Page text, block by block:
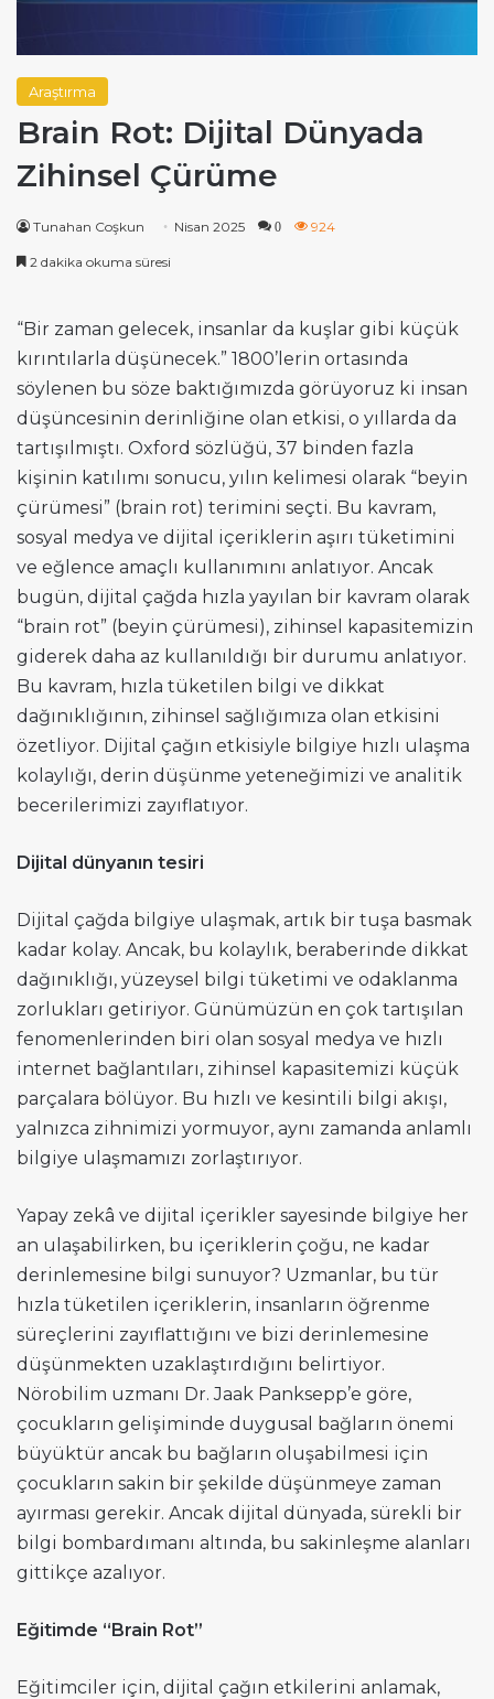
Araştırma
Brain Rot: Dijital Dünyada
Zihinsel Çürüme
Tunahan Coşkun Nisan 2025 0 924
2 dakika okuma süresi
“Bir zaman gelecek, insanlar da kuşlar gibi küçük
kırıntılarla düşünecek.” 1800’lerin ortasında
söylenen bu söze baktığımızda görüyoruz ki insan
düşüncesinin derinliğine olan etkisi, o yıllarda da
tartışılmıştı. Oxford sözlüğü, 37 binden fazla
kişinin katılımı sonucu, yılın kelimesi olarak “beyin
çürümesi” (brain rot) terimini seçti. Bu kavram,
sosyal medya ve dijital içeriklerin aşırı tüketimini
ve eğlence amaçlı kullanımını anlatıyor. Ancak
bugün, dijital çağda hızla yayılan bir kavram olarak
“brain rot” (beyin çürümesi), zihinsel kapasitemizin
giderek daha az kullanıldığı bir durumu anlatıyor.
Bu kavram, hızla tüketilen bilgi ve dikkat
dağınıklığının, zihinsel sağlığımıza olan etkisini
özetliyor. Dijital çağın etkisiyle bilgiye hızlı ulaşma
kolaylığı, derin düşünme yeteneğimizi ve analitik
becerilerimizi zayıflatıyor.
Dijital dünyanın tesiri
Dijital çağda bilgiye ulaşmak, artık bir tuşa basmak
kadar kolay. Ancak, bu kolaylık, beraberinde dikkat
dağınıklığı, yüzeysel bilgi tüketimi ve odaklanma
zorlukları getiriyor. Günümüzün en çok tartışılan
fenomenlerinden biri olan sosyal medya ve hızlı
internet bağlantıları, zihinsel kapasitemizi küçük
parçalara bölüyor. Bu hızlı ve kesintili bilgi akışı,
yalnızca zihnimizi yormuyor, aynı zamanda anlamlı
bilgiye ulaşmamızı zorlaştırıyor.
Yapay zekâ ve dijital içerikler sayesinde bilgiye her
an ulaşabilirken, bu içeriklerin çoğu, ne kadar
derinlemesine bilgi sunuyor? Uzmanlar, bu tür
hızla tüketilen içeriklerin, insanların öğrenme
süreçlerini zayıflattığını ve bizi derinlemesine
düşünmekten uzaklaştırdığını belirtiyor.
Nörobilim uzmanı Dr. Jaak Panksepp’e göre,
çocukların gelişiminde duygusal bağların önemi
büyüktür ancak bu bağların oluşabilmesi için
çocukların sakin bir şekilde düşünmeye zaman
ayırması gerekir. Ancak dijital dünyada, sürekli bir
bilgi bombardımanı altında, bu sakinleşme alanları
gittikçe azalıyor.
Eğitimde “Brain Rot”
Eğitimciler için, dijital çağın etkilerini anlamak,